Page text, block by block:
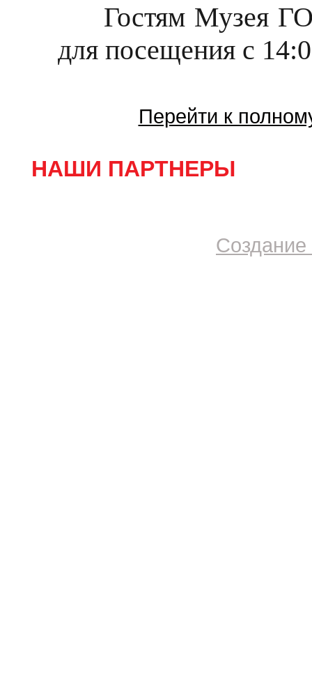
Гостям Музея
для посещения с
Перейти к
НАШИ ПАРТНЕРЫ
Создание